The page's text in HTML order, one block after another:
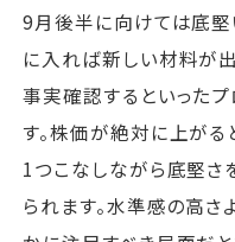
9月後半に向けては底堅
に入れば新しい材料が
事実確認するといった
す。株価が絶対に上がる
1つこなしながら底堅さ
られます。水準感の高さ